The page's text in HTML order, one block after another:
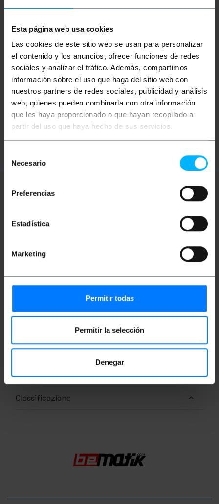
Esta página web usa cookies
Las cookies de este sitio web se usan para personalizar
el contenido y los anuncios, ofrecer funciones de redes
sociales y analizar el tráfico. Además, compartimos
información sobre el uso que haga del sitio web con
nuestros partners de redes sociales, publicidad y análisis
web, quienes pueden combinarla con otra información
que les haya proporcionado o que hayan recopilado a
partir del uso que haya hecho de sus servicios.
Necesario
Preferencias
Estadística
Marketing
Permitir todas
Permitir la selección
Denegar
Parole
Non hai trovato quello che cercavi? Questi
argomenti potrebbero aiutarti
altoparlante altoparlanti suono
musica professionale
Ulteriori informazioni
Descrizione
Cavo per il collegamento di altoparlanti basato sui
entrambe le estremità del cavo. Cavo con due
conduttori in rame da 2 x 2,5 mm2. Diametro del
Numero di pacchi: 1
Classificazione